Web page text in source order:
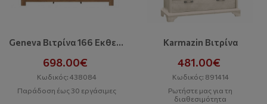
Geneva Βιτρίνα 166 Eκθεσιακό
698.00€
Κωδικός: 438084
Παράδοση έως 30 εργάσιμες
Karmazin Βιτρίνα
481.00€
Κωδικός: 891414
Ρωτήστε μας για τη
διαθεσιμότητα